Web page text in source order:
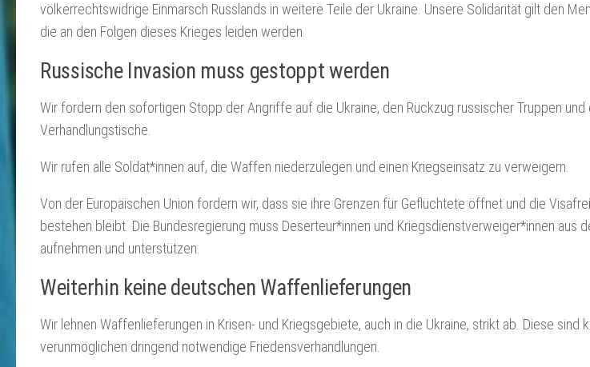
völkerrechtswidrige Einmarsch Russlands in weitere Teile der Ukraine. Unsere Solidarität gilt den
die an den Folgen dieses Krieges leiden werden.
Russische Invasion muss gestoppt werden
Wir fordern den sofortigen Stopp der Angriffe auf die Ukraine, den Rückzug russischer Truppen und
Verhandlungstische.
Wir rufen alle Soldat*innen auf, die Waffen niederzulegen und einen Kriegseinsatz zu verweigern.
Von der Europäischen Union fordern wir, dass sie ihre Grenzen für Geflüchtete öffnet und die
bestehen bleibt. Die Bundesregierung muss Deserteur*innen und Kriegsdienstverweiger*innen aus
aufnehmen und unterstützen.
Weiterhin keine deutschen Waffenlieferungen
Wir lehnen Waffenlieferungen in Krisen- und Kriegsgebiete, auch in die Ukraine, strikt ab. Diese sind
verunmöglichen dringend notwendige Friedensverhandlungen.